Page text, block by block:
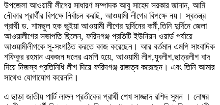
উপজেলা আওয়ামী লীগের সাধারণ সম্পাদক আবু সাহেদ সরকার জানান, আমি
নৌকার প্রার্থীর বিপক্ষে নির্বাচন করছি, আওয়ামী লীগের বিপক্ষে নয়। স্বতন্ত্র
প্রার্থী ড. শামছুল হক ভুইয়া আওয়ামী লীগের দুর্দিনের কর্মী,তিনি দুর্দিনে জেলা
আওয়ালীগের সভাপতি ছিলেন, ফরিদগঞ্জ প্রতিটি ইউনিয়ন ওয়ার্ড পর্যায়ে
আওয়ামীলীগকে সু-সংগঠিত করতে কাজ করেছেন। আর বর্তমান এমপি সাংবাদিক
শফিকুর রহমান একজন দলের এমপি হয়ে, আওয়ামী লীগ,যুবলীগ,ছাত্রলীগ বাদ
দিয়ে নিজস্ব প্রতিনিধি লীগ দিয়ে ফরিদগঞ্জ রাজত্ব করেছেন। এবং তিনি আমার
সাথেও যোগাযোগ করেননি।
এ ছাড়া জাতীয় পার্টি লাঙ্গল প্রতীকের প্রার্থী শেখ সাজ্জাদ রশিদ সুমন । নোঙ্গর